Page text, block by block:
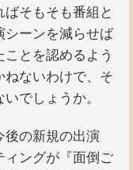
そもそも番組と
シーンを減らせば
とを認めるよう
ねないわけで、そ
でしょうか。
の新規の出演
ィングが『面倒ご